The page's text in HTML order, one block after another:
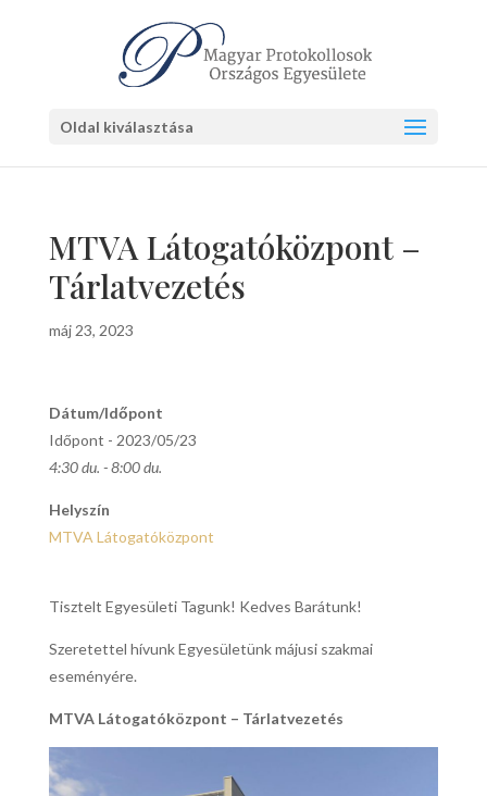
Oldal kiválasztása
MTVA Látogatóközpont –
Tárlatvezetés
máj 23, 2023
Dátum/Időpont
Időpont - 2023/05/23
4:30 du. - 8:00 du.
Helyszín
MTVA Látogatóközpont
Tisztelt Egyesületi Tagunk! Kedves Barátunk!
Szeretettel hívunk Egyesületünk májusi szakmai
eseményére.
MTVA Látogatóközpont – Tárlatvezetés